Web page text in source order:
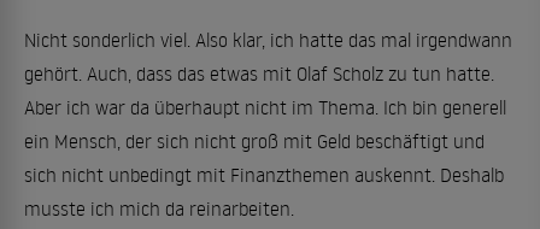
Nicht sonderlich viel. Also klar, ich hatte das mal irgendwann
gehört. Auch, dass das etwas mit Olaf Scholz zu tun hatte.
Aber ich war da überhaupt nicht im Thema. Ich bin generell
ein Mensch, der sich nicht groß mit Geld beschäftigt und
sich nicht unbedingt mit Finanzthemen auskennt. Deshalb
musste ich mich da reinarbeiten.